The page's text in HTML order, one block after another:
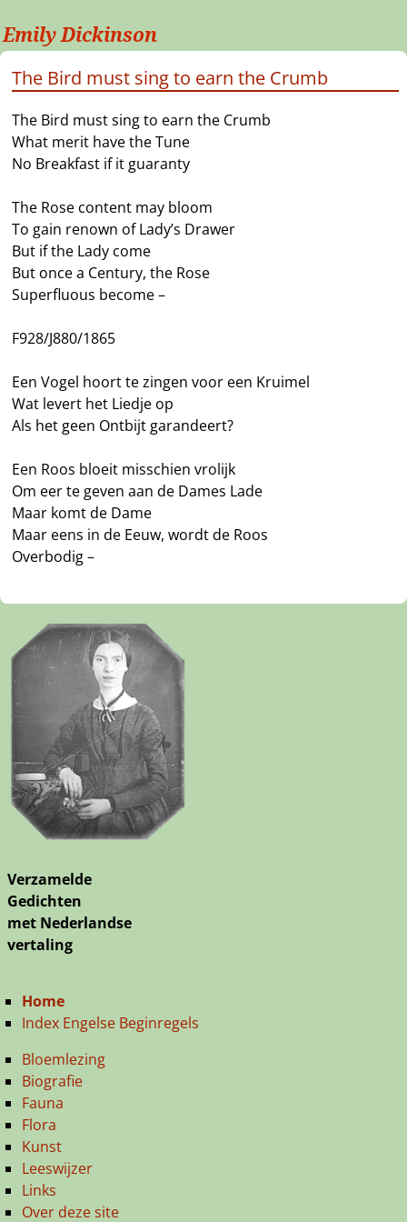
Emily Dickinson
The Bird must sing to earn the Crumb
The Bird must sing to earn the Crumb
What merit have the Tune
No Breakfast if it guaranty
The Rose content may bloom
To gain renown of Lady’s Drawer
But if the Lady come
But once a Century, the Rose
Superfluous become –
F928/J880/1865
Een Vogel hoort te zingen voor een Kruimel
Wat levert het Liedje op
Als het geen Ontbijt garandeert?
Een Roos bloeit misschien vrolijk
Om eer te geven aan de Dames Lade
Maar komt de Dame
Maar eens in de Eeuw, wordt de Roos
Overbodig –
Verzamelde
Gedichten
met Nederlandse
vertaling
Home
Index Engelse Beginregels
Bloemlezing
Biografie
Fauna
Flora
Kunst
Leeswijzer
Links
Over deze site